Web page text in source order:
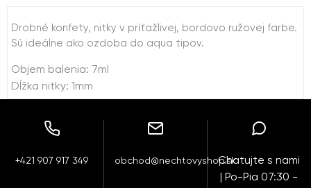
Drobné konfety, nitky v príťažlivej, bordovo ružovej farbe.
Sú ideálne ako ozdoba do aqua tipov.
Objem balenia: 7ml
Dĺžka nitky: 1mm
+421 907 917 349 obchod@nechtovyshop.skChatujte s nami
| Po-Pia 07:30 -